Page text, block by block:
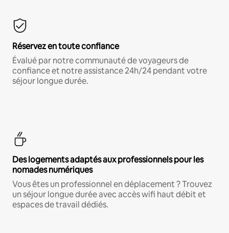
Réservez en toute confiance
Évalué par notre communauté de voyageurs de
confiance et notre assistance 24h/24 pendant votre
séjour longue durée.
Des logements adaptés aux professionnels pour les
nomades numériques
Vous êtes un professionnel en déplacement ? Trouvez
un séjour longue durée avec accès wifi haut débit et
espaces de travail dédiés.